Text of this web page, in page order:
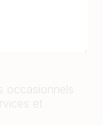
occasionnels
et